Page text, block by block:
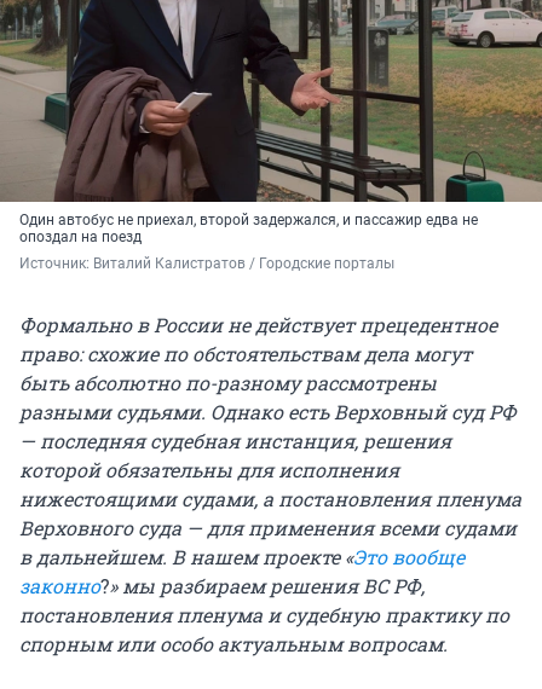
Один автобус не приехал, второй задержался, и пассажир едва не
опоздал на поезд
Источник: Виталий Калистратов / Городские порталы
Формально в России не действует прецедентное
право: схожие по обстоятельствам дела могут
быть абсолютно по-разному рассмотрены
разными судьями. Однако есть Верховный суд РФ
— последняя судебная инстанция, решения
которой обязательны для исполнения
нижестоящими судами, а постановления пленума
Верховного суда — для применения всеми судами
в дальнейшем. В нашем проекте «Это вообще
законно?» мы разбираем решения ВС РФ,
постановления пленума и судебную практику по
спорным или особо актуальным вопросам.